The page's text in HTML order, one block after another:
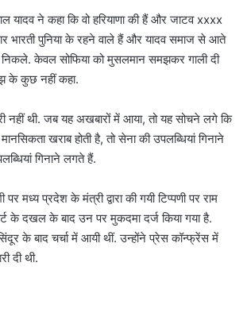
यादव ने कहा कि वो हरियाणा की हैं और जाटव xxxx
भारती पुनिया के रहने वाले हैं और यादव समाज से आते
निकले. केवल सोफिया को मुसलमान समझकर गाली दी
के कुछ नहीं कहा.
नहीं थी. जब यह अखबारों में आया, तो यह सोचने लगे कि
खराब होती है, तो सेना की उपलब्धियां गिनाने
गिनाने लगते हैं.
मध्य प्रदेश के मंत्री द्वारा की गयी टिप्पणी पर राम
के दखल के बाद उन पर मुकदमा दर्ज किया गया है.
के बाद चर्चा में आयी थीं. उन्‍होंने प्रेस कॉन्‍फ्रेंस में
दी थी.